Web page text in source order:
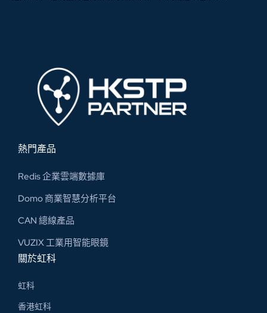
熱門產品
Redis 企業雲端數據庫
Domo 商業智慧分析平台
CAN 總線​產品
VUZIX 工業用智能眼鏡
關於虹科
虹科
香港虹科